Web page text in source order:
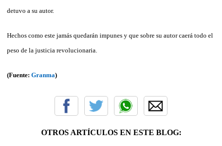
detuvo a su autor.
Hechos como este jamás quedarán impunes y que sobre su autor caerá todo el
peso de la justicia revolucionaria.
(Fuente: Granma)
OTROS ARTÍCULOS EN ESTE BLOG: